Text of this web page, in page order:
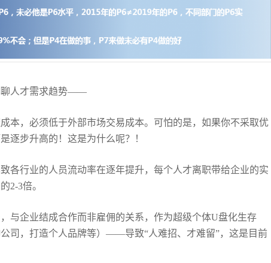
聊人才需求趋势——
本，必须低于外部市场交易成本。可怕的是，如果你不采取优
逐步升高的！这是为什么呢？！
各行业的人员流动率在逐年提升，每个人才离职带给企业的实
2-3倍。
与企业结成合作而非雇佣的关系，作为超级个体U盘化生存
公司，打造个人品牌等）——导致“人难招、才难留”，这是目前